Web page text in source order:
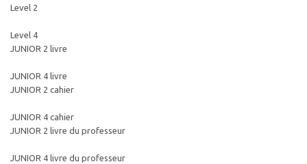
Level 2
Level 4
JUNIOR 2 livre
JUNIOR 4 livre
JUNIOR 2 cahier
JUNIOR 4 cahier
JUNIOR 2 livre du professeur
JUNIOR 4 livre du professeur